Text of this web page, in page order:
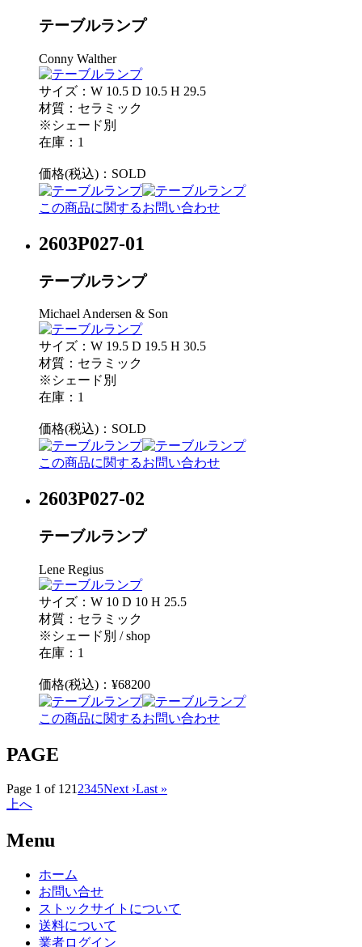
テーブルランプ
Conny Walther
サイズ：W 10.5 D 10.5 H 29.5
材質：セラミック
※シェード別
在庫：1
価格(税込)： SOLD
この商品に関するお問い合わせ
2603P027-01
テーブルランプ
Michael Andersen & Son
サイズ：W 19.5 D 19.5 H 30.5
材質：セラミック
※シェード別
在庫：1
価格(税込)： SOLD
この商品に関するお問い合わせ
2603P027-02
テーブルランプ
Lene Regius
サイズ：W 10 D 10 H 25.5
材質：セラミック
※シェード別 / shop
在庫：1
価格(税込)：¥68200
この商品に関するお問い合わせ
PAGE
Page 1 of 121 2345Next ›Last »
上へ
Menu
ホーム
お問い合せ
ストックサイトについて
送料について
業者ログイン